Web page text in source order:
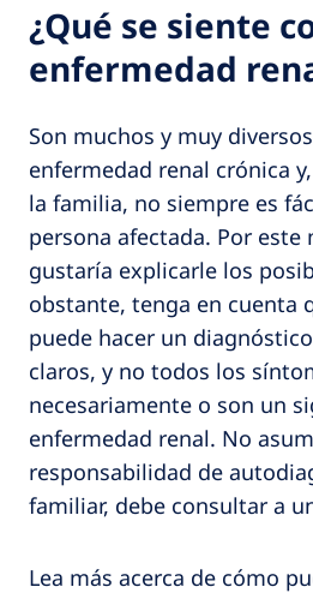
¿Qué se siente
enfermedad
Son muchos y muy
enfermedad renal crónica
la familia, no siempre es
persona afectada. Por este
gustaría explicarle los
obstante, tenga en cuenta
puede hacer un
claros, y no todos los
necesariamente o son un
enfermedad renal. No
responsabilidad de
familiar, debe consultar a
Lea más acerca de cómo